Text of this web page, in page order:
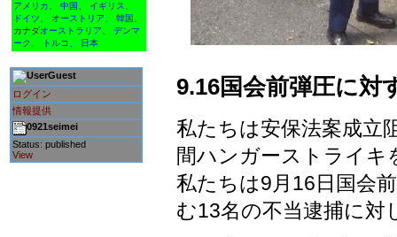
アメリカ 中国 イギリス
ドイツ
オーストリア 韓国
カナダオーストラリア
デンマ
ーク
トルコ 日本
Guest
ログイン
情報提供
0921seimei
Status: published
View
9.16国会前弾圧に対
私たちは安保法案成立
間ハンガーストライキ
私たちは9月16日国会
む13名の不当逮捕に対